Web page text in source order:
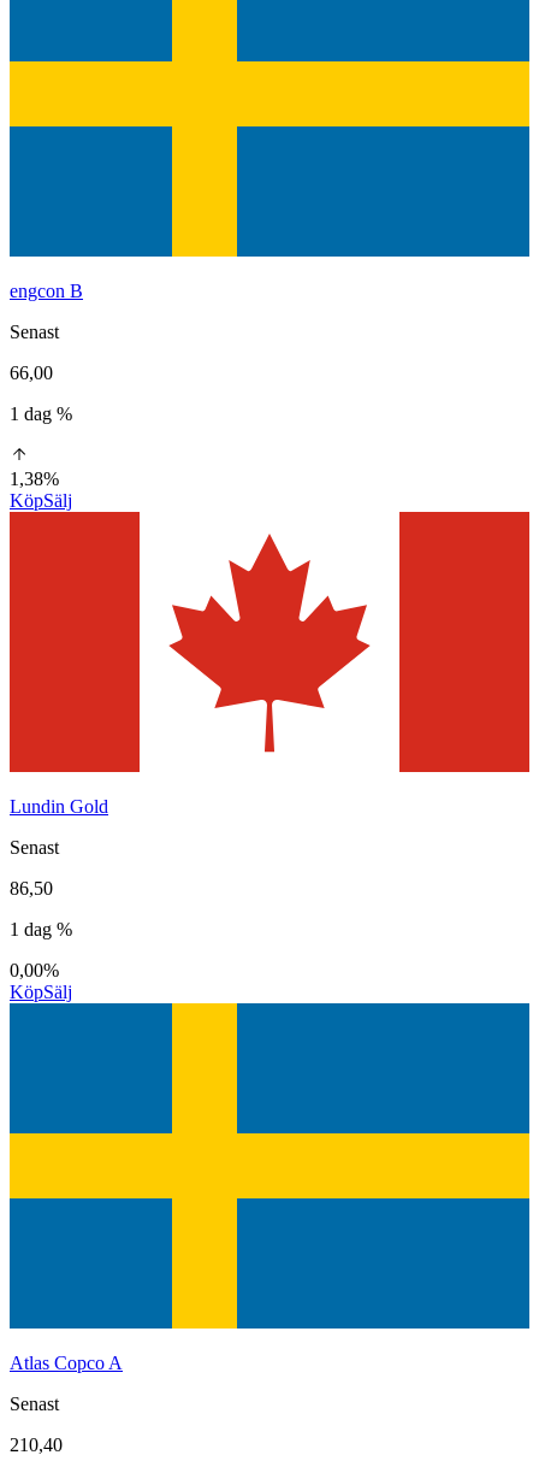
engcon B
Senast
66,00
1 dag %
1,38%
KöpSälj
Lundin Gold
Senast
86,50
1 dag %
0,00%
KöpSälj
Atlas Copco A
Senast
210,40